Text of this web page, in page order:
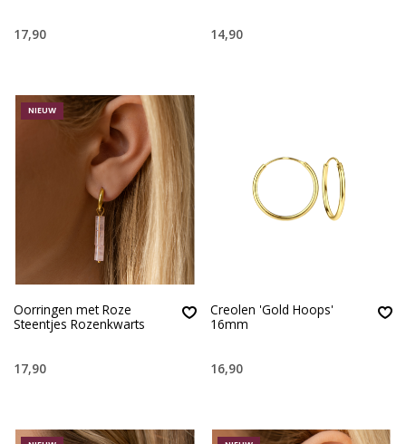
17,90 14,90
NIEUW
Oorringen met Roze
Steentjes Rozenkwarts
17,90
Creolen 'Gold Hoops'
16mm
16,90